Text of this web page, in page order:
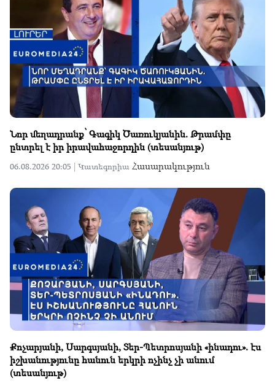
Նոր մեղադրանք՝ Գագիկ Ծառուկյանին. Թրամփը
ընտրել է իր իրավահաջորդին (տեսանյութ)
06.08.2026 20:05 | Կատեգորիա Հասարակություն
Քոչարյանի, Սարգսյանի, Տեր-Պետրոսյանի «ինադու». էս
իշխանությունը հանուն երկրի ոչինչ չի անում
(տեսանյութ)